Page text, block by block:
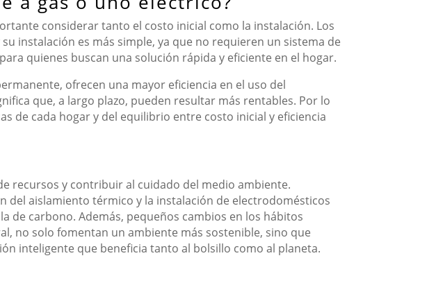
considerar tanto el costo inicial como la instalación. Los
instalación es más simple, ya que no requieren un sistema de
quienes buscan una solución rápida y eficiente en el hogar.
ofrecen una mayor eficiencia en el uso del
que, a largo plazo, pueden resultar más rentables. Por lo
de cada hogar y del equilibrio entre costo inicial y eficiencia
recursos y contribuir al cuidado del medio ambiente.
del aislamiento térmico y la instalación de electrodomésticos
de carbono. Además, pequeños cambios en los hábitos
no solo fomentan un ambiente más sostenible, sino que
inteligente que beneficia tanto al bolsillo como al planeta.